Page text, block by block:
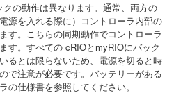
の動作は異なります。通常、両方の
源を入れる際に）コントローラ内部の
す。こちらの同期動作でコントローラ
す。すべての cRIOとmyRIOにバック
るとは限らないため、電源を切ると時
で注意が必要です。バッテリーがある
の仕様書を参照してください。